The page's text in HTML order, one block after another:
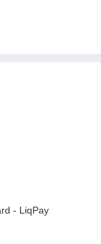
- LiqPay